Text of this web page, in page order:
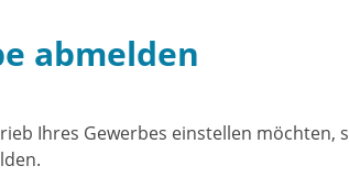
abmelden
Ihres Gewerbes einstellen möchten,